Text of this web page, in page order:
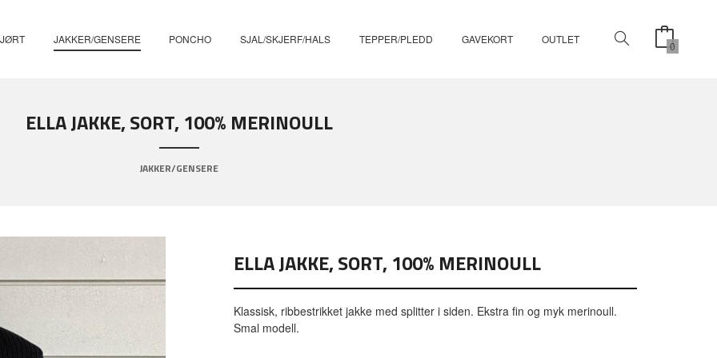
JAKKER/GENSERE PONCHO SJAL/SKJERF/HALS TEPPER/PLEDD GAVEKORT OUTLET
0
ELLA JAKKE, SORT, 100% MERINOULL
JAKKER/GENSERE
ELLA JAKKE, SORT, 100% MERINOULL
Klassisk, ribbestrikket jakke med splitter i siden. Ekstra fin og myk merinoull.
Smal modell.